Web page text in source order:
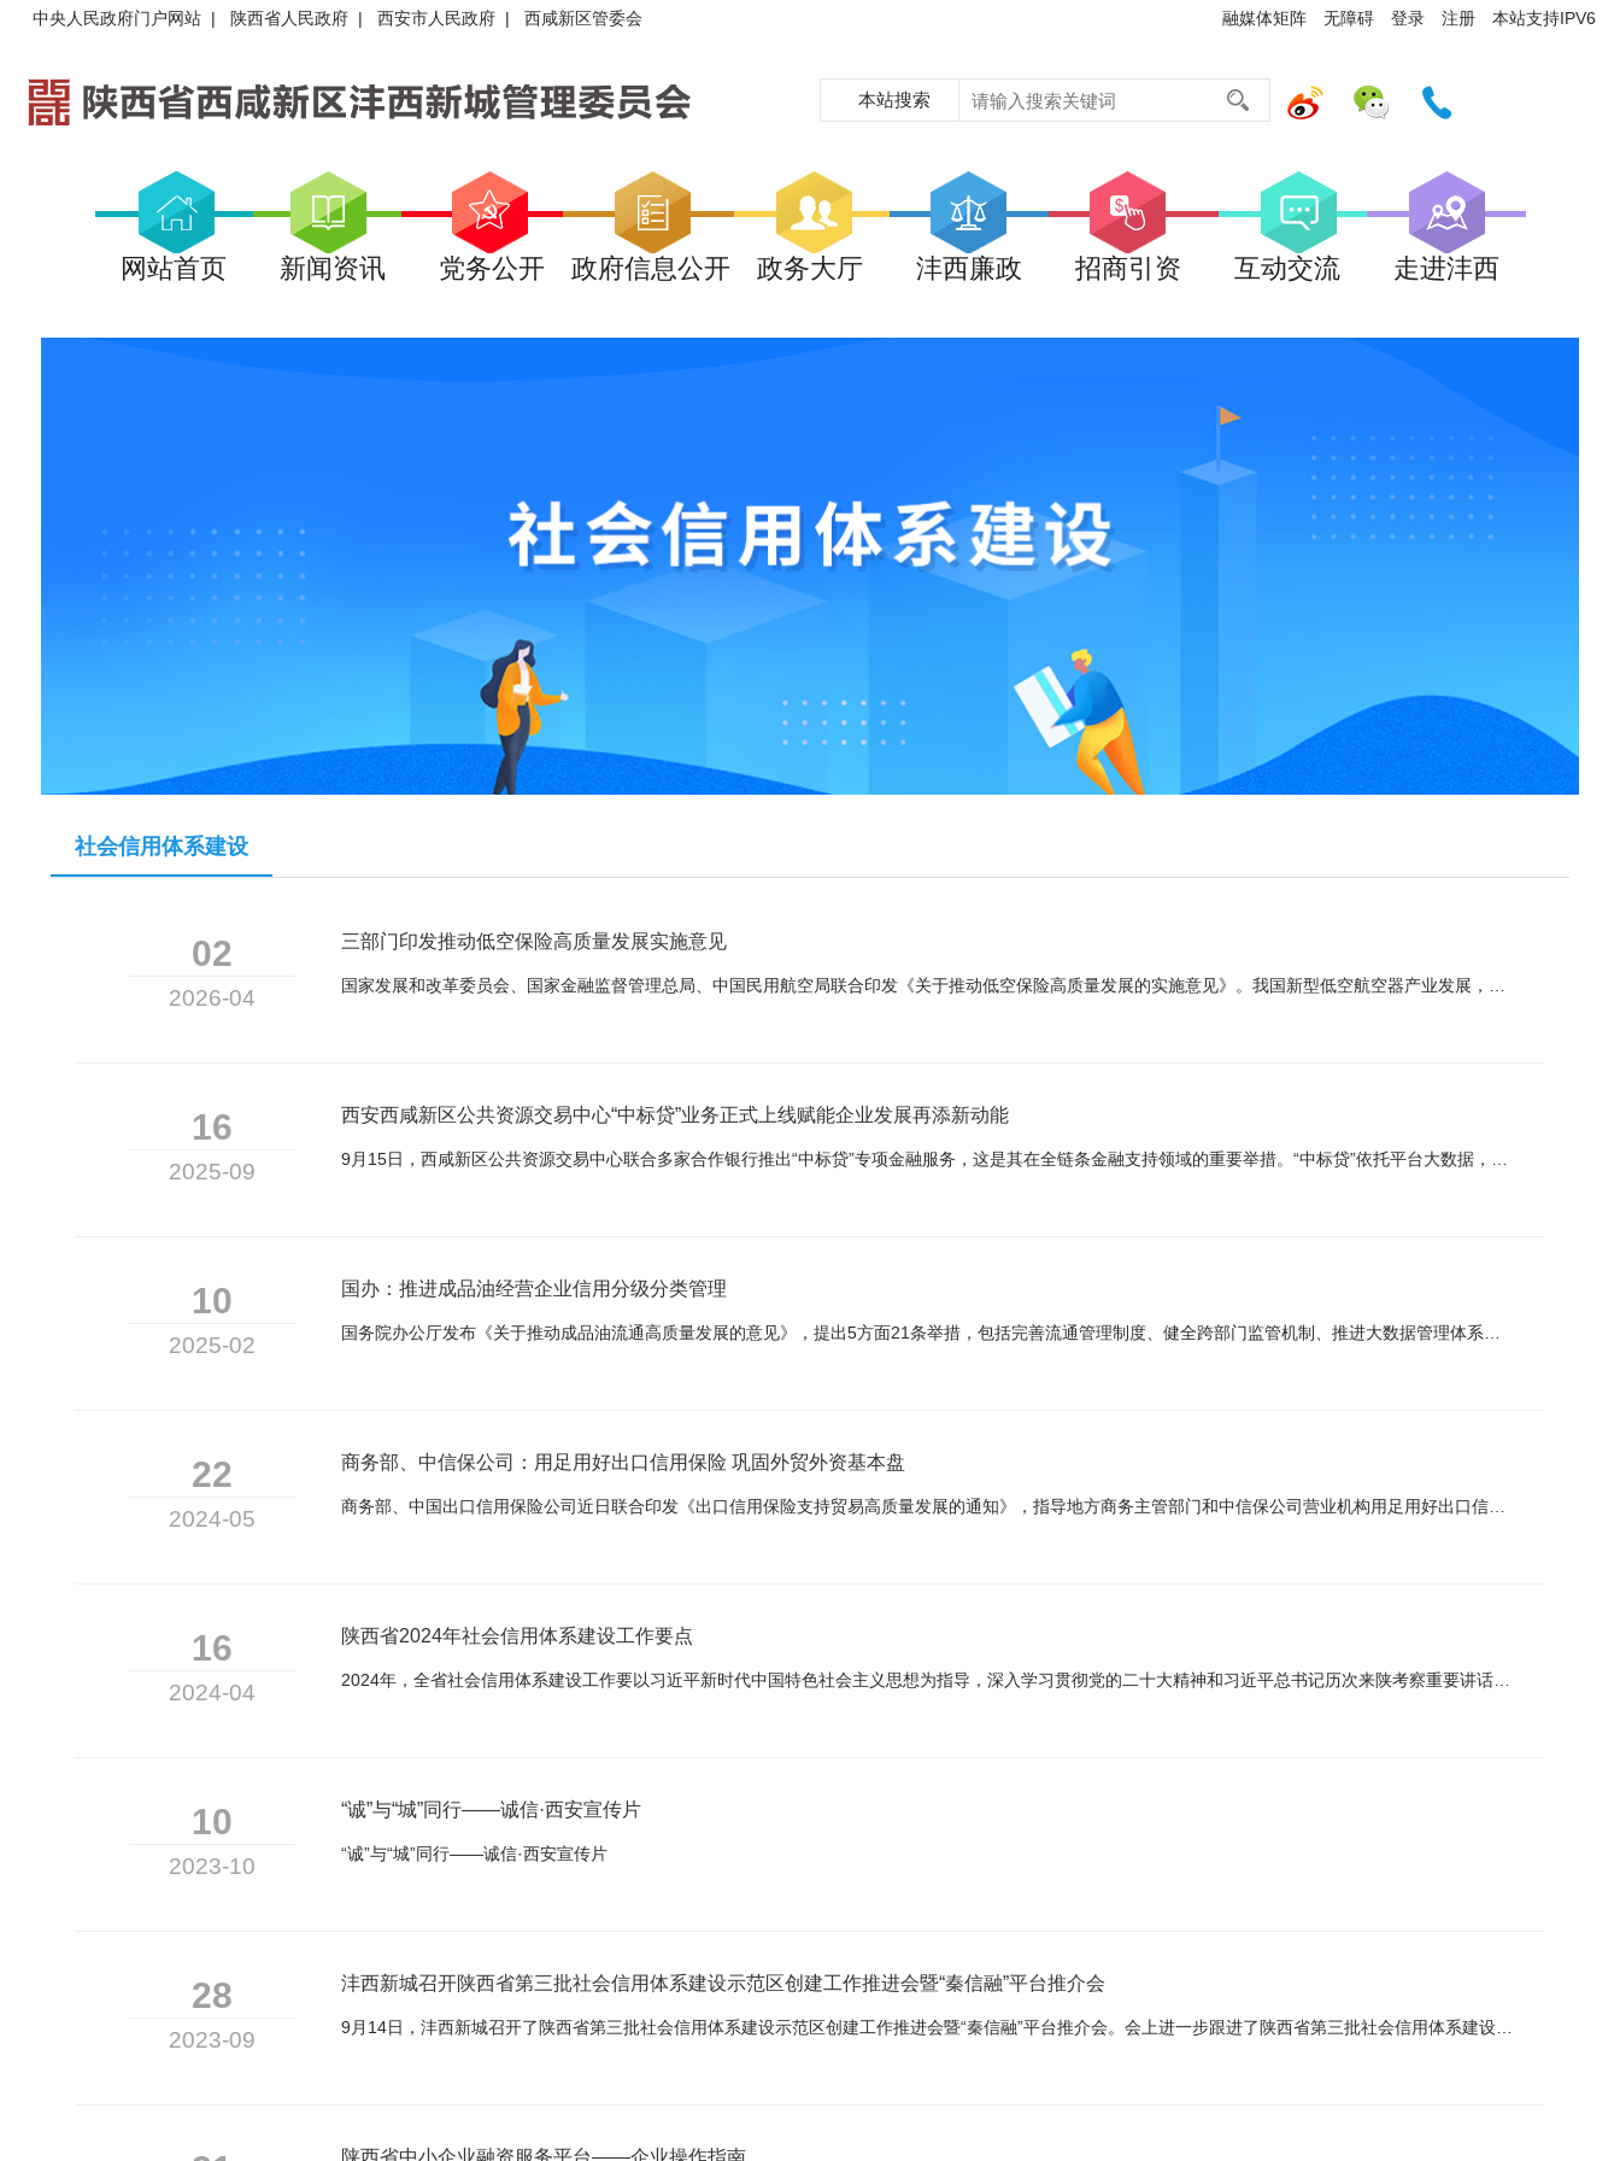
融媒体矩阵 无障碍 登录 注册 本站支持IPV6
中央人民政府门户网站 | 陕西省人民政府 | 西安市人民政府 | 西咸新区管委会
本站搜索
网站首页 新闻资讯 党务公开 政府信息公开 政务大厅 沣西廉政 招商引资 互动交流 走进沣西
社会信用体系建设
02
2026-04
三部门印发推动低空保险高质量发展实施意见
16
2025-09
西安西咸新区公共资源交易中心“中标贷”业务正式上线赋能企业发展再添新动能
10
2025-02
国办：推进成品油经营企业信用分级分类管理
22
2024-05
商务部、中信保公司：用足用好出口信用保险 巩固外贸外资基本盘
16
2024-04
陕西省2024年社会信用体系建设工作要点
10
2023-10
“诚”与“城”同行——诚信·西安宣传片
“诚”与“城”同行——诚信·西安宣传片
28
2023-09
沣西新城召开陕西省第三批社会信用体系建设示范区创建工作推进会暨“秦信融”平台推介会
陕西省中小企业融资服务平台——企业操作指南